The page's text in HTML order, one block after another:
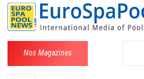
Nos Magazines